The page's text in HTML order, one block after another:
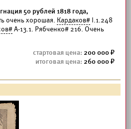
50 рублей 1818 года,
очень хорошая. Кардаков# I.1.248
А-13.1. Рябченко# 216. Очень
200 000
260 000